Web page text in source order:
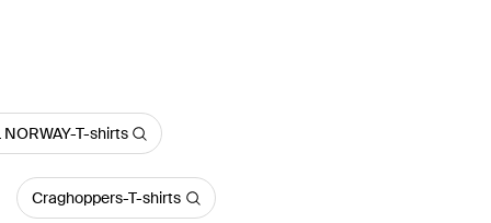
T-shirts
Craghoppers-T-shirts